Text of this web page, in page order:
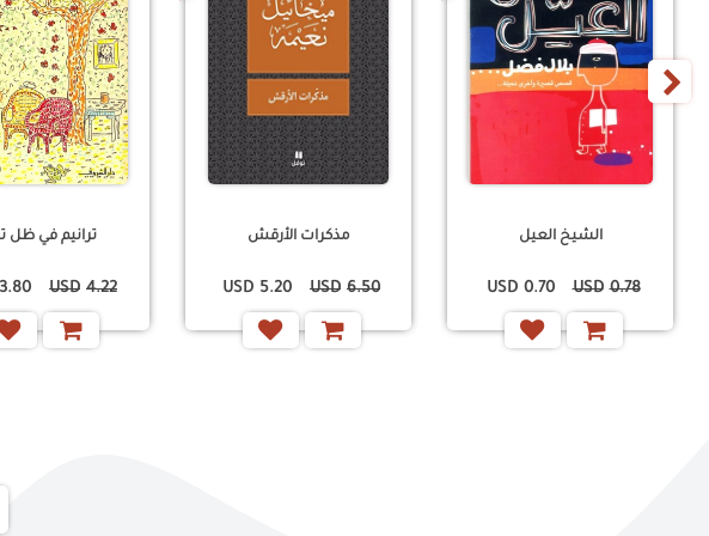
الشيخ العيل
0.78
USD
0.70
USD
مذكرات الأرقش
6.50
USD
5.20
USD
ترانيم في ظل
4.22
USD
3.80
›